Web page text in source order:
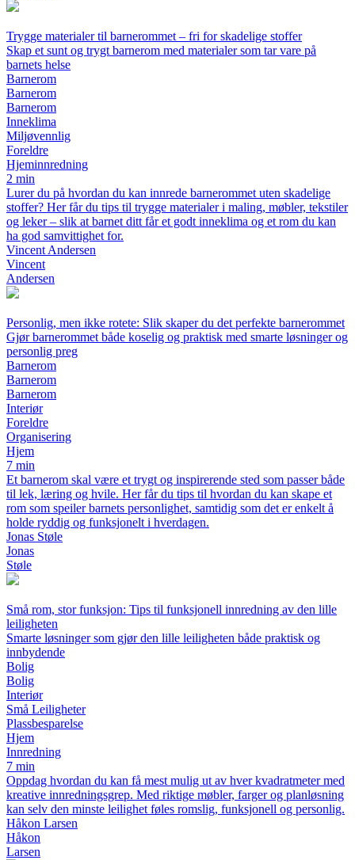
Trygge materialer til barnerommet – fri for skadelige stoffer
Skap et sunt og trygt barnerom med materialer som tar vare på
barnets helse
Barnerom
Barnerom
Barnerom
Inneklima
Miljøvennlig
Foreldre
Hjeminnredning
2 min
Lurer du på hvordan du kan innrede barnerommet uten skadelige
stoffer? Her får du tips til trygge materialer i maling, møbler, tekstiler
og leker – slik at barnet ditt får et godt inneklima og et rom du kan
ha god samvittighet for.
Vincent Andersen
Vincent
Andersen
Personlig, men ikke rotete: Slik skaper du det perfekte barnerommet
Gjør barnerommet både koselig og praktisk med smarte løsninger og
personlig preg
Barnerom
Barnerom
Barnerom
Interiør
Foreldre
Organisering
Hjem
7 min
Et barnerom skal være et trygt og inspirerende sted som passer både
til lek, læring og hvile. Her får du tips til hvordan du kan skape et
rom som speiler barnets personlighet, samtidig som det er enkelt å
holde ryddig og funksjonelt i hverdagen.
Jonas Støle
Jonas
Støle
Små rom, stor funksjon: Tips til funksjonell innredning av den lille
leiligheten
Smarte løsninger som gjør den lille leiligheten både praktisk og
innbydende
Bolig
Bolig
Interiør
Små Leiligheter
Plassbesparelse
Hjem
Innredning
7 min
Oppdag hvordan du kan få mest mulig ut av hver kvadratmeter med
kreative innredningsgrep. Med riktige møbler, farger og planløsning
kan selv den minste leilighet føles romslig, funksjonell og personlig.
Håkon Larsen
Håkon
Larsen